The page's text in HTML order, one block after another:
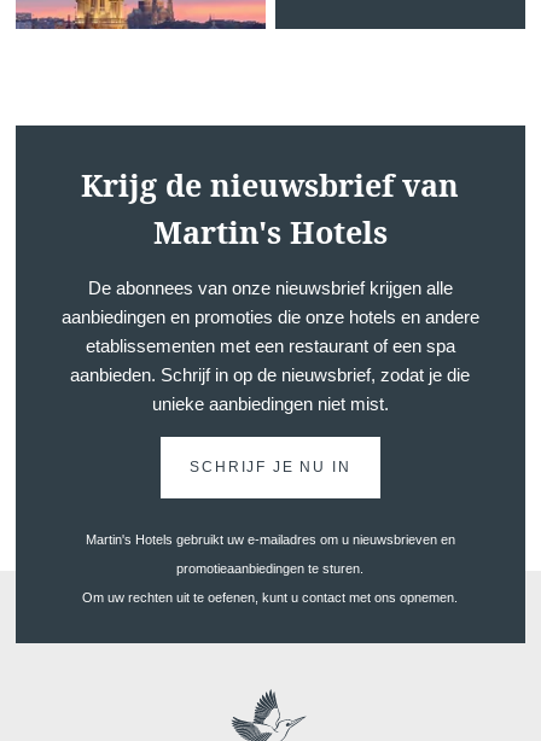
Krijg de nieuwsbrief van
Martin's Hotels
De abonnees van onze nieuwsbrief krijgen alle
aanbiedingen en promoties die onze hotels en andere
etablissementen met een restaurant of een spa
aanbieden. Schrijf in op de nieuwsbrief, zodat je die
unieke aanbiedingen niet mist.
SCHRIJF JE NU IN
Martin's Hotels gebruikt uw e-mailadres om u nieuwsbrieven en
promotieaanbiedingen te sturen.
Om uw rechten uit te oefenen, kunt u contact met ons opnemen.
Deutsch
Teambuilding
GAAT UW BERICHT
Martin's
Naam*: